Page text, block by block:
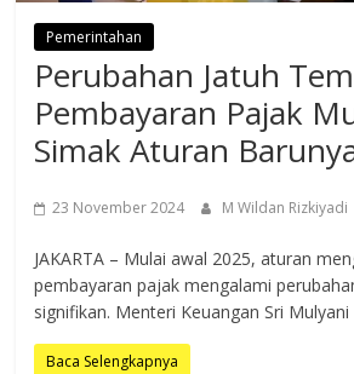
Pemerintahan
Perubahan Jatuh
Pembayaran Pajak
Simak Aturan
23 November 2024 M Wildan Rizkiyadi
JAKARTA – Mulai awal 2025, aturan
pembayaran pajak mengalami
signifikan. Menteri Keuangan Sri Mulyani
Baca Selengkapnya